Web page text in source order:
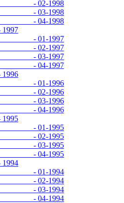
1998
1998
1998
1997
1997
1997
1997
1996
1996
1996
1996
1995
1995
1995
1995
1994
1994
1994
1994